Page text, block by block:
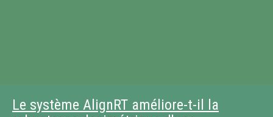
Le système AlignRT améliore-t-il la